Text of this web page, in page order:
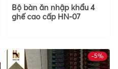
Bộ bàn ăn nhập khẩu 4
ghế cao cấp HN-07
-5%